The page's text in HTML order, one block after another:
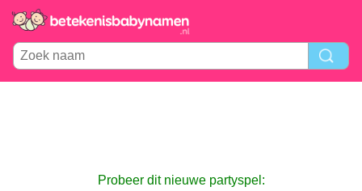
Probeer dit nieuwe partyspel: